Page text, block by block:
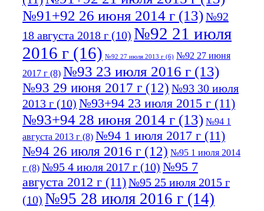
№91+92 26 июня 2014 г (13)№92
18 августа 2018 г (10) №92 21 июля
2016 г (16) №92 27 июля 2013 г (6) №92 27 июня
2017 г (8) №93 23 июля 2016 г (13)
№93 29 июня 2017 г (12) №93 30 июля
2013 г (10) №93+94 23 июля 2015 г (11)
№93+94 28 июня 2014 г (13) №94 1
августа 2013 г (8) №94 1 июля 2017 г (11)
№94 26 июля 2016 г (12) №95 1 июля 2014
г (8) №95 4 июля 2017 г (10) №95 7
августа 2012 г (11)№95 25 июля 2015 г
(10) №95 28 июля 2016 г (14)